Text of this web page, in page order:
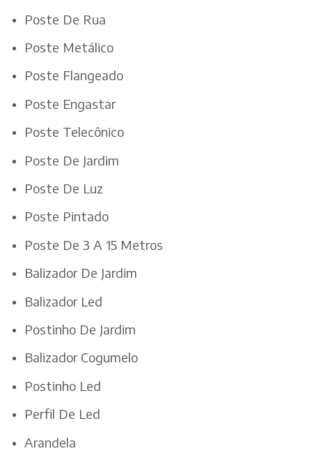
Poste De Rua
Poste Metálico
Poste Flangeado
Poste Engastar
Poste Telecônico
Poste De Jardim
Poste De Luz
Poste Pintado
Poste De 3 A 15 Metros
Balizador De Jardim
Balizador Led
Postinho De Jardim
Balizador Cogumelo
Postinho Led
Perfil De Led
Arandela